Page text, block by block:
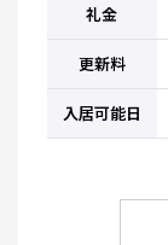
礼金
更新料
入居可能日